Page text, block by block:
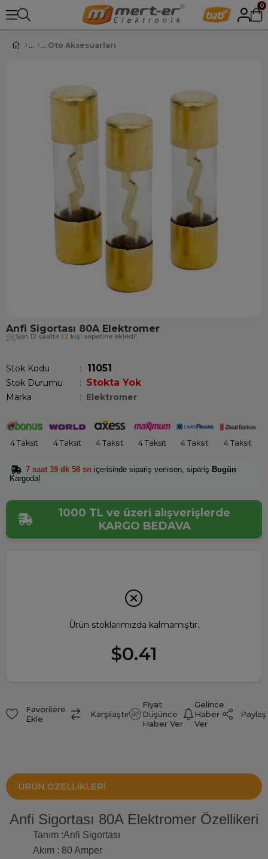
0
Oto Aksesuarları
Anfi Sigortası 80A Elektromer
Son 12 saatte 12 kişi sepetine ekledi!
Stok Kodu 11051
Stok Durumu : Stokta Yok
Marka : Elektromer
4 Taksit 4 Taksit 4 Taksit 4 Taksit 4 Taksit 4 Taksit
7 saat 39 dk 58 sn içerisinde sipariş verirsen, sipariş Bugün
Kargoda!
1000 TL ve üzeri alışverişlerde
KARGO BEDAVA
Ürün stoklarımızda kalmamıştır.
$0.41
Favorilere
Ekle
Karşılaştır
Fiyat
Düşünce
Haber Ver
Gelince
Haber
Ver
Paylaş
ÜRÜN ÖZELLIKLERI
Anfi Sigortası 80A Elektromer Özellikeri
Tanım :Anfi Sigortası
Akım : 80 Amper